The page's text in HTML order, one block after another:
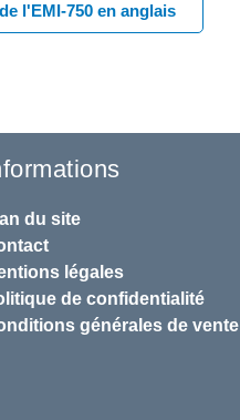
l'EMI-750 en anglais
du site
légales
de confidentialité
générales de vente